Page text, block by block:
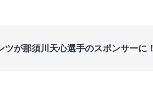
ツが那須川天心選手のスポンサーに！